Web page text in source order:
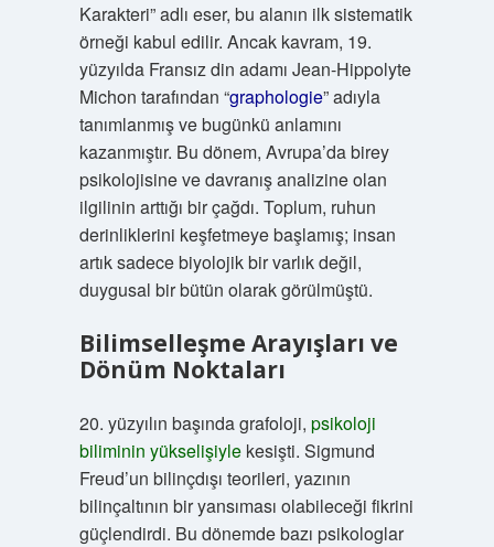
Karakteri” adlı eser, bu alanın ilk sistematik
örneği kabul edilir. Ancak kavram, 19.
yüzyılda Fransız din adamı Jean-Hippolyte
Michon tarafından “graphologie” adıyla
tanımlanmış ve bugünkü anlamını
kazanmıştır. Bu dönem, Avrupa’da birey
psikolojisine ve davranış analizine olan
ilgilinin arttığı bir çağdı. Toplum, ruhun
derinliklerini keşfetmeye başlamış; insan
artık sadece biyolojik bir varlık değil,
duygusal bir bütün olarak görülmüştü.
Bilimselleşme Arayışları ve
Dönüm Noktaları
20. yüzyılın başında grafoloji, psikoloji
biliminin yükselişiylekesişti. Sigmund
Freud’un bilinçdışı teorileri, yazının
bilinçaltının bir yansıması olabileceği fikrini
güçlendirdi. Bu dönemde bazı psikologlar